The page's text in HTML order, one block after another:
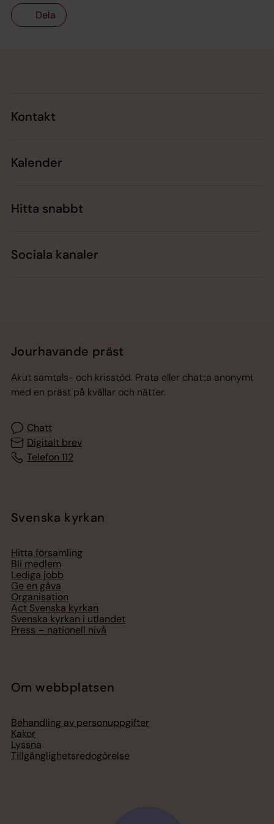
Dela
Kontakt
Kalender
Hitta snabbt
Sociala kanaler
Jourhavande präst
Akut samtals- och krisstöd. Prata eller chatta anonymt
med en präst på kvällar och nätter.
Chatt
Digitalt brev
Telefon 112
Svenska kyrkan
Hitta församling
Bli medlem
Lediga jobb
Ge en gåva
Organisation
Act Svenska kyrkan
Svenska kyrkan i utlandet
Press – nationell nivå
Om webbplatsen
Behandling av personuppgifter
Kakor
Lyssna
Tillgänglighetsredogörelse